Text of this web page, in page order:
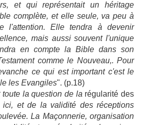
et qui représentait un héritage
complète, et elle seule, va peu à
l'attention. Elle tendra à devenir
mais aussi souvent l'unique
en compte la Bible dans son
comme le Nouveau,. Pour
ce qui est important c'est le
les Evangiles". (p.18)
toute la question de la régularité des
et de la validité des réceptions
La Maçonnerie, organisation